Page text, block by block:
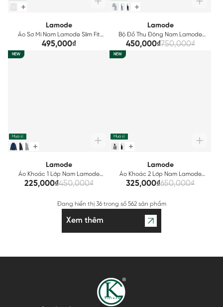
Lamode
Áo Sơ Mi Nam Lamode Slim Fit
LLS0010Z
495,000₫
Lamode
Bộ Đồ Thu Đông Nam Lamode
Regular Fit LLH001BZ
450,000₫750,000₫
NEW
Mua sỉ
Lamode
Áo Khoác 1 Lớp Nam Lamode
Regular Fit LJK003BZ
225,000₫450,000₫
NEW
Mua sỉ
Lamode
Áo Khoác 2 Lớp Nam Lamode
Regular Fit LJK002BZ
325,000₫650,000₫
Đang hiển thị 36trong số 562 sản phẩm
Xem thêm